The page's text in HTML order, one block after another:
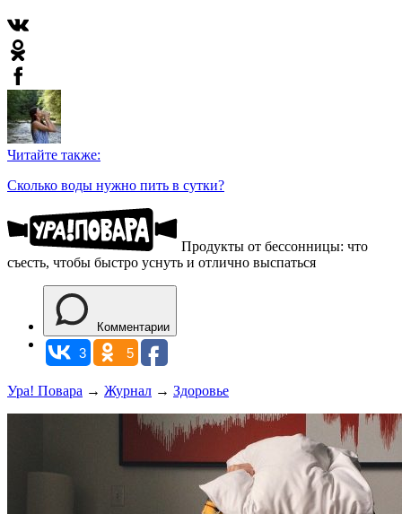
Читайте также:
Сколько воды нужно пить в сутки?
Продукты от бессонницы: что
съесть, чтобы быстро уснуть и отлично выспаться
Комментарии
3
5
Ура! Повара → Журнал → Здоровье